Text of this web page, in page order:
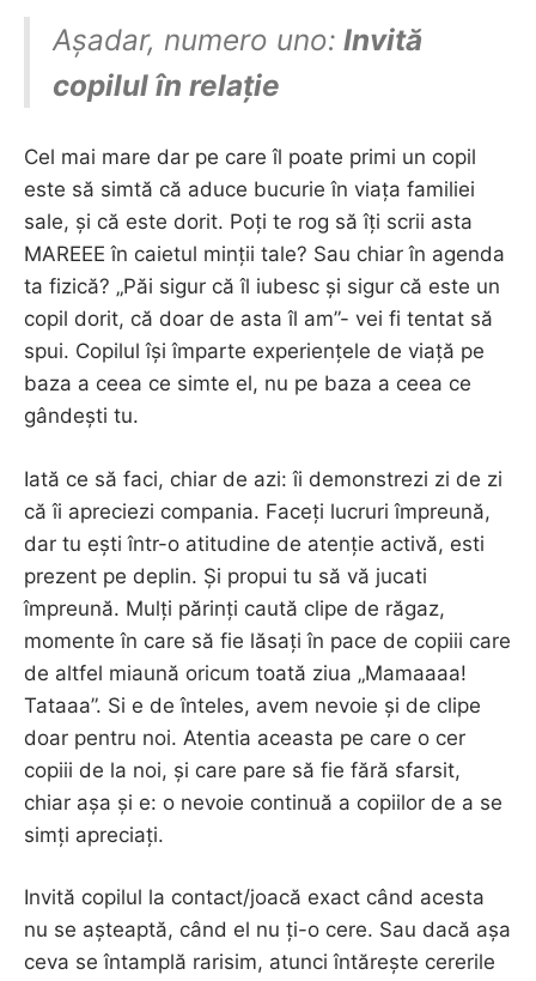
Așadar, numero uno: Invită
copilul în relație
Cel mai mare dar pe care îl poate primi un copil
este să simtă că aduce bucurie în viața familiei
sale, și că este dorit. Poți te rog să îți scrii asta
MAREEE în caietul minții tale? Sau chiar în agenda
ta fizică? „Păi sigur că îl iubesc și sigur că este un
copil dorit, că doar de asta îl am”- vei fi tentat să
spui. Copilul își împarte experiențele de viață pe
baza a ceea ce simte el, nu pe baza a ceea ce
gândești tu.
Iată ce să faci, chiar de azi: îi demonstrezi zi de zi
că îi apreciezi compania. Faceți lucruri împreună,
dar tu ești într-o atitudine de atenție activă, esti
prezent pe deplin. Și propui tu să vă jucati
împreună. Mulți părinți caută clipe de răgaz,
momente în care să fie lăsați în pace de copiii care
de altfel miaună oricum toată ziua „Mamaaaa!
Tataaa”. Si e de înteles, avem nevoie și de clipe
doar pentru noi. Atentia aceasta pe care o cer
copiii de la noi, și care pare să fie fără sfarsit,
chiar așa și e: o nevoie continuă a copiilor de a se
simți apreciați.
Invită copilul la contact/joacă exact când acesta
nu se așteaptă, când el nu ți-o cere. Sau dacă așa
ceva se întamplă rarisim, atunci întărește cererile